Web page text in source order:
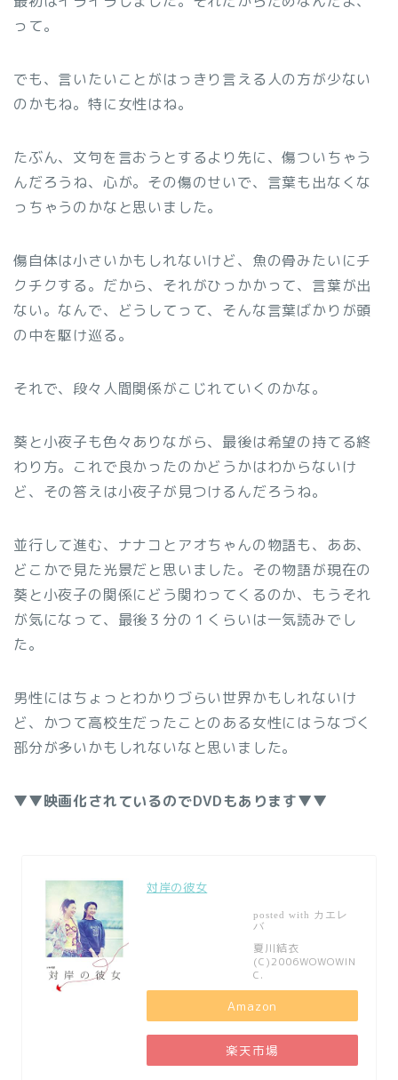
って。
でも、言いたいことがはっきり言える人の方が少ない
のかもね。特に女性はね。
たぶん、文句を言おうとするより先に、傷ついちゃう
んだろうね、心が。その傷のせいで、言葉も出なくな
っちゃうのかなと思いました。
傷自体は小さいかもしれないけど、魚の骨みたいにチ
クチクする。だから、それがひっかかって、言葉が出
ない。なんで、どうしてって、そんな言葉ばかりが頭
の中を駆け巡る。
それで、段々人間関係がこじれていくのかな。
葵と小夜子も色々ありながら、最後は希望の持てる終
わり方。これで良かったのかどうかはわからないけ
ど、その答えは小夜子が見つけるんだろうね。
並行して進む、ナナコとアオちゃんの物語も、ああ、
どこかで見た光景だと思いました。その物語が現在の
葵と小夜子の関係にどう関わってくるのか、もうそれ
が気になって、最後３分の１くらいは一気読みでし
た。
男性にはちょっとわかりづらい世界かもしれないけ
ど、かつて高校生だったことのある女性にはうなづく
部分が多いかもしれないなと思いました。
▼▼映画化されているのでDVDもあります▼▼
対岸の彼女
posted with カエレ
バ
夏川結衣
(C)2006WOWOWIN
C.
Amazon
楽天市場